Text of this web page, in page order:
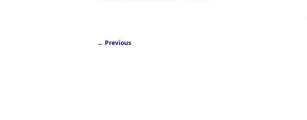
Post navigation
← Previous